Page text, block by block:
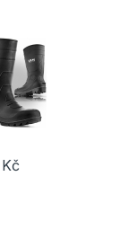
vybrat na stránce
Kč
má více